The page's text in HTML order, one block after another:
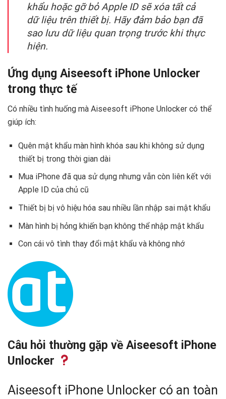
khẩu hoặc gỡ bỏ Apple ID sẽ xóa tất cả
dữ liệu trên thiết bị. Hãy đảm bảo bạn đã
sao lưu dữ liệu quan trọng trước khi thực
hiện.
Ứng dụng Aiseesoft iPhone Unlocker
trong thực tế
Có nhiều tình huống mà Aiseesoft iPhone Unlocker có thể
giúp ích:
Quên mật khẩu màn hình khóa sau khi không sử dụng
thiết bị trong thời gian dài
Mua iPhone đã qua sử dụng nhưng vẫn còn liên kết với
Apple ID của chủ cũ
Thiết bị bị vô hiệu hóa sau nhiều lần nhập sai mật khẩu
Màn hình bị hỏng khiến bạn không thể nhập mật khẩu
Con cái vô tình thay đổi mật khẩu và không nhớ
Câu hỏi thường gặp về Aiseesoft iPhone
Unlocker
Aiseesoft iPhone Unlocker có an toàn